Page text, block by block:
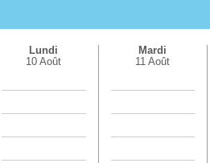
Lundi
10 Août
Mardi
11 Août